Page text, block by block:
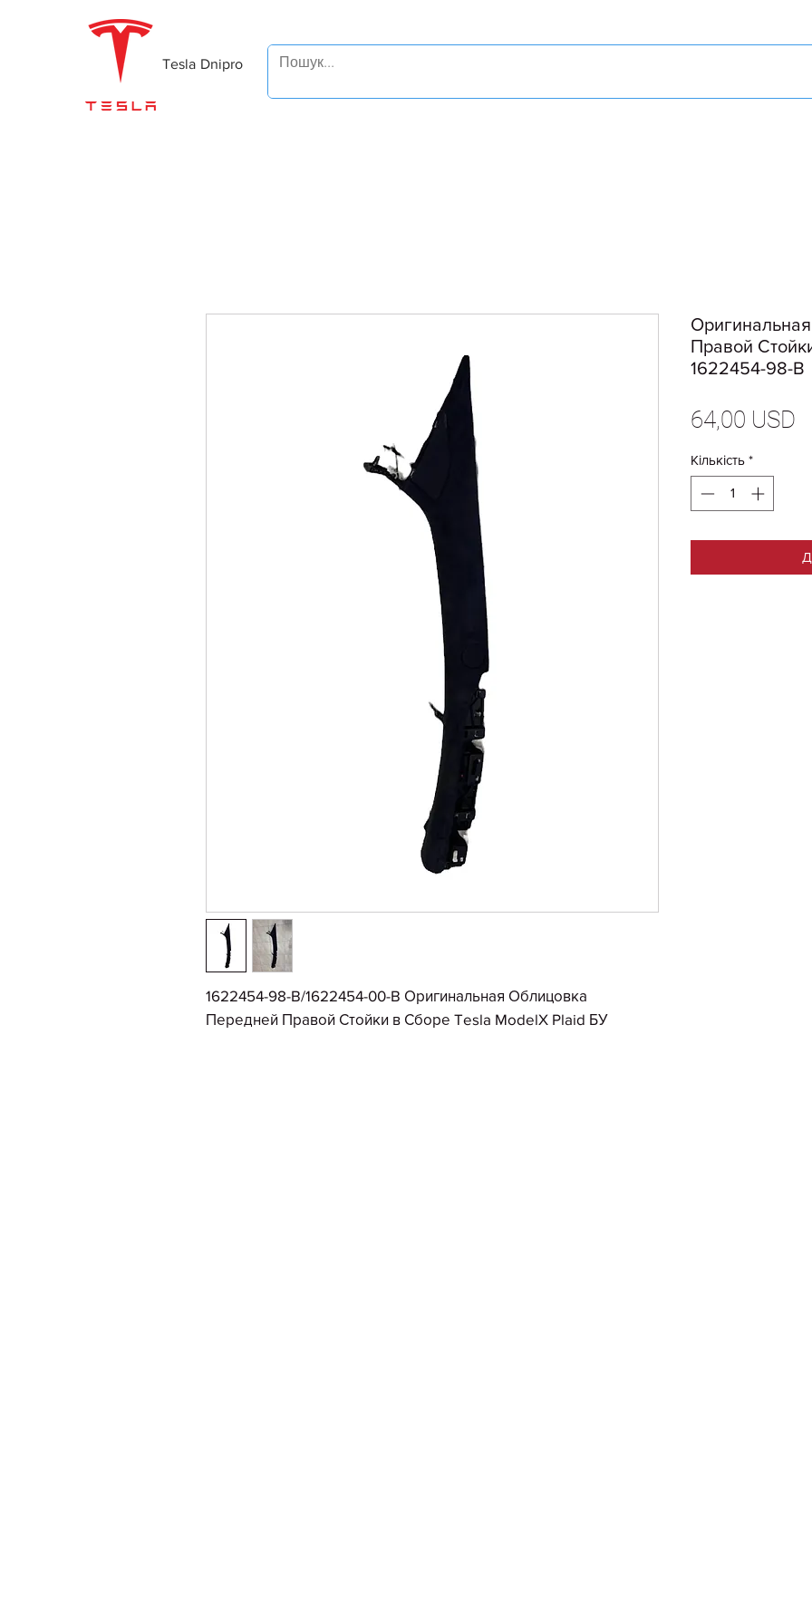
Tesla Dnipro
1622454-98-B/1622454-00-B Оригинальная Облицовка
Передней Правой Стойки в Сборе Tesla ModelX Plaid БУ
Правой
1622454-98-B
64,00 USD
Кількість *